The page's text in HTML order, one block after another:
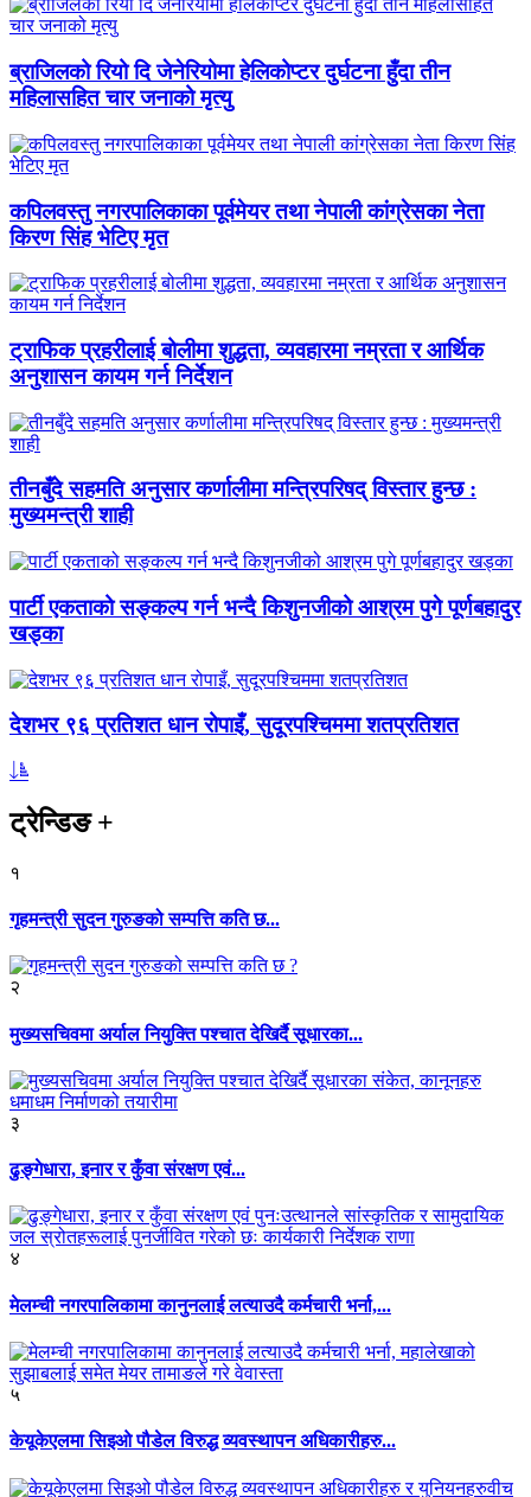
ब्राजिलको रियो दि जेनेरियोमा हेलिकोप्टर दुर्घटना हुँदा तीन
महिलासहित चार जनाको मृत्यु
कपिलवस्तु नगरपालिकाका पूर्वमेयर तथा नेपाली कांग्रेसका नेता
किरण सिंह भेटिए मृत
ट्राफिक प्रहरीलाई बोलीमा शुद्धता, व्यवहारमा नम्रता र आर्थिक
अनुशासन कायम गर्न निर्देशन
तीनबुँदे सहमति अनुसार कर्णालीमा मन्त्रिपरिषद् विस्तार हुन्छ :
मुख्यमन्त्री शाही
पार्टी एकताको सङ्कल्प गर्न भन्दै किशुनजीको आश्रम पुगे पूर्णबहादुर
खड्का
देशभर ९६ प्रतिशत धान रोपाइँ, सुदूरपश्चिममा शतप्रतिशत
ट्रेन्डिङ+
१
गृहमन्त्री सुदन गुरुङको सम्पत्ति कति छ...
२
मुख्यसचिवमा अर्याल नियुक्ति पश्चात देखिर्दै सूधारका...
३
ढुङ्गेधारा, इनार र कुँवा संरक्षण एवं...
४
मेलम्ची नगरपालिकामा कानुनलाई लत्याउदै कर्मचारी भर्ना,...
५
केयूकेएलमा सिइओ पौडेल विरुद्ध व्यवस्थापन अधिकारीहरु...